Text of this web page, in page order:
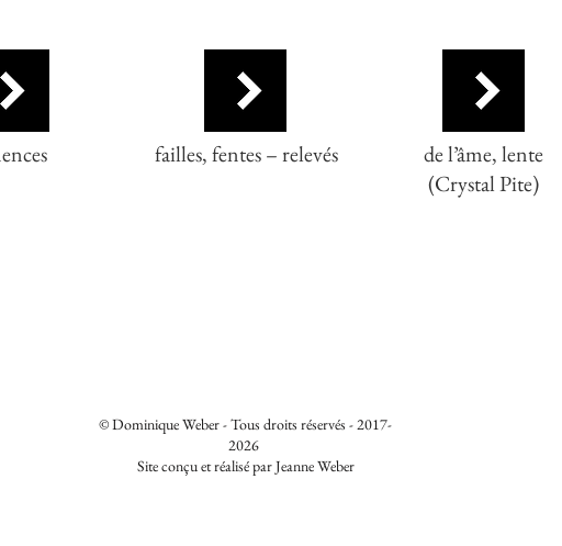
failles, fentes – relevés
de l’âme, lente
(Crystal Pite)
© Dominique Weber - Tous droits réservés - 2017-
2026
Site conçu et réalisé par Jeanne Weber